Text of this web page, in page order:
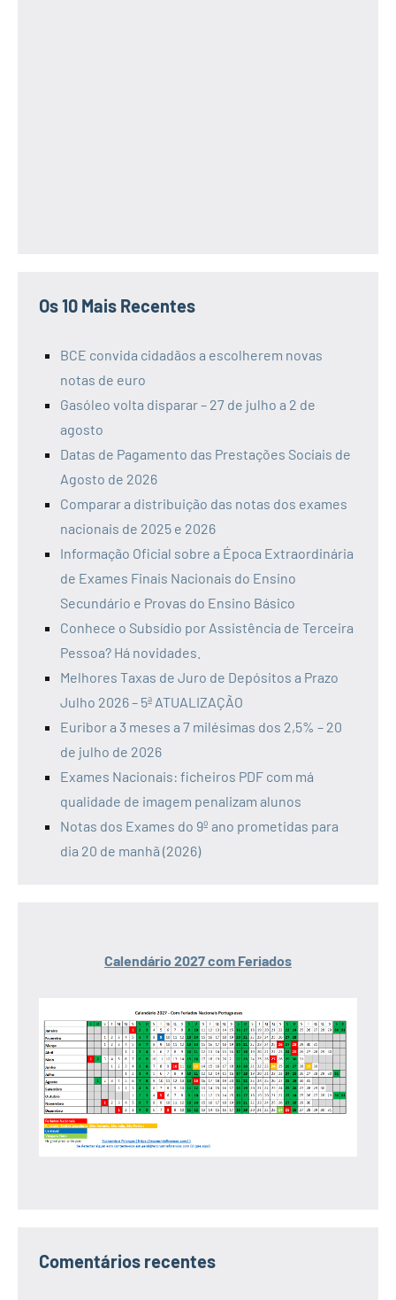
Os 10 Mais Recentes
BCE convida cidadãos a escolherem novas
notas de euro
Gasóleo volta disparar – 27 de julho a 2 de
agosto
Datas de Pagamento das Prestações Sociais de
Agosto de 2026
Comparar a distribuição das notas dos exames
nacionais de 2025 e 2026
Informação Oficial sobre a Época Extraordinária
de Exames Finais Nacionais do Ensino
Secundário e Provas do Ensino Básico
Conhece o Subsídio por Assistência de Terceira
Pessoa? Há novidades.
Melhores Taxas de Juro de Depósitos a Prazo
Julho 2026 – 5ª ATUALIZAÇÃO
Euribor a 3 meses a 7 milésimas dos 2,5% – 20
de julho de 2026
Exames Nacionais: ficheiros PDF com má
qualidade de imagem penalizam alunos
Notas dos Exames do 9º ano prometidas para
dia 20 de manhã (2026)
Calendário 2027 com Feriados
Comentários recentes